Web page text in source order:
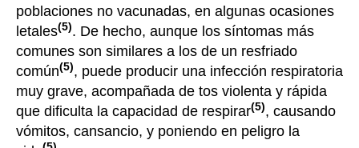
poblaciones no vacunadas, en algunas ocasiones
letales(5). De hecho, aunque los síntomas más
comunes son similares a los de un resfriado
común(5), puede producir una infección respiratoria
muy grave, acompañada de tos violenta y rápida
que dificulta la capacidad de respirar(5), causando
vómitos, cansancio, y poniendo en peligro la